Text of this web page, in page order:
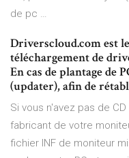
de pc …
Driverscloud.com est
téléchargement de
En cas de plantage de
(updater), afin de
Si vous n'avez pas de
fabricant de votre
fichier INF de moniteur